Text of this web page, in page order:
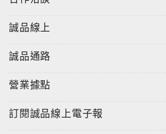
誠品線上
誠品通路
營業據點
訂閱誠品線上電子報